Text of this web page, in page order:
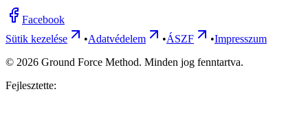
Facebook
Sütik kezelése
•Adatvédelem •ÁSZF •Impresszum
© 2026 Ground Force Method. Minden jog fenntartva.
Fejlesztette: